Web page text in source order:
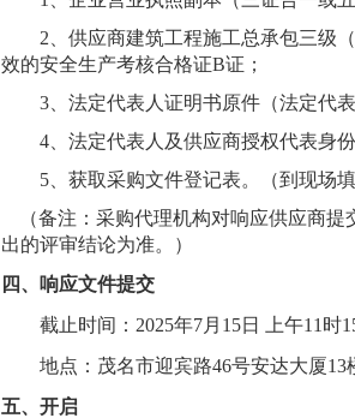
2
供应商建筑工程施工总承包三级（
效的安全生产考核合格证B证 ；
3 、法定代表人证明书原件（法定代
4 、法定代表人及供应商授权代表身份
5 、获取采购文件登记表。
（到现场
（备注：采购代理机构对响应供应商
出的评审结论为准。）
四、响应文件提交
截止时间： 2025年7月 15日 上午11 时
地点： 茂名市迎宾路46号安达大厦13
五、开启